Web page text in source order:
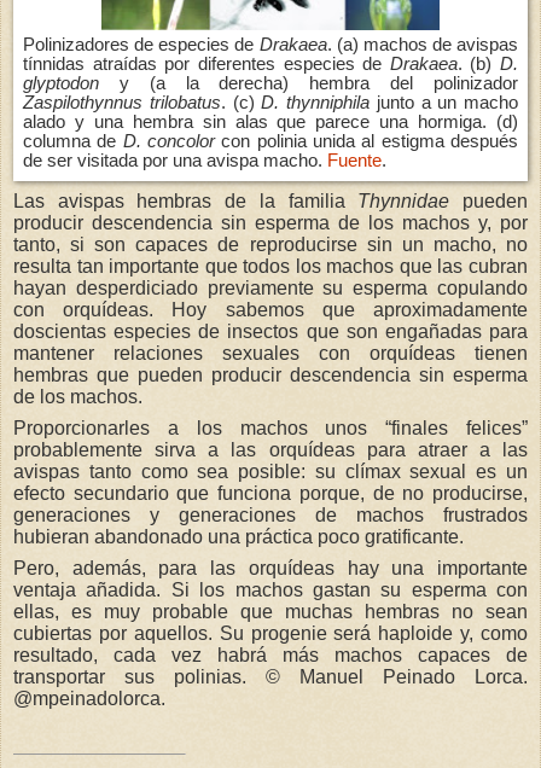
Polinizadores de especies de Drakaea. (a) machos de avispas
tínnidas atraídas por diferentes especies de Drakaea. (b) D.
glyptodon y (a la derecha) hembra del polinizador
Zaspilothynnus trilobatus. (c)D. thynniphila junto a un macho
alado y una hembra sin alas que parece una hormiga. (d)
columna de D. concolorcon polinia unida al estigma después
de ser visitada por una avispa macho. Fuente.
Las avispas hembras de la familia Thynnidae pueden
producir descendencia sin esperma de los machos y, por
tanto, si son capaces de reproducirse sin un macho, no
resulta tan importante que todos los machos que las cubran
hayan desperdiciado previamente su esperma copulando
con orquídeas. Hoy sabemos que aproximadamente
doscientas especies de insectos que son engañadas para
mantener relaciones sexuales con orquídeas tienen
hembras que pueden producir descendencia sin esperma
de los machos.
Proporcionarles a los machos unos “finales felices”
probablemente sirva a las orquídeas para atraer a las
avispas tanto como sea posible: su clímax sexual es un
efecto secundario que funciona porque, de no producirse,
generaciones y generaciones de machos frustrados
hubieran abandonado una práctica poco gratificante.
Pero, además, para las orquídeas hay una importante
ventaja añadida. Si los machos gastan su esperma con
ellas, es muy probable que muchas hembras no sean
cubiertas por aquellos. Su progenie será haploide y, como
resultado, cada vez habrá más machos capaces de
transportar sus polinias. © Manuel Peinado Lorca.
@mpeinadolorca.